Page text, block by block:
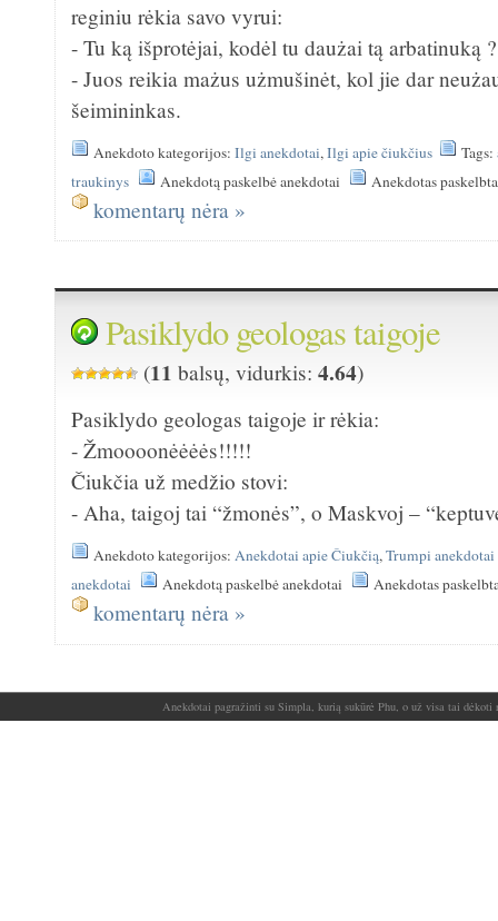
reginiu rėkia savo vyrui:
- Tu ką išprotėjai, kodėl tu daużai tą arbatinuką ?
- Juos reikia mażus użmušinėt, kol jie dar
šeimininkas.
Anekdoto kategorijos:Ilgi anekdotai,Ilgi apie čiukčius Tags:
traukinys
Anekdotą paskelbė anekdotai Anekdotas
komentarų nėra »
Pasiklydo geologas taigoje
(11 balsų, vidurkis:4.64)
Pasiklydo geologas taigoje ir rėkia:
- Žmoooonėėėės!!!!!
Čiukčia už medžio stovi:
- Aha, taigoj tai “žmonės”, o Maskvoj –
Anekdoto kategorijos:Anekdotai apie Čiukčią,Trumpi anekdotai
anekdotai
Anekdotą paskelbė anekdotai Anekdotas
komentarų nėra »
Anekdotai pagražinti su Simpla, kurią sukūrė Phu, o už visa tai